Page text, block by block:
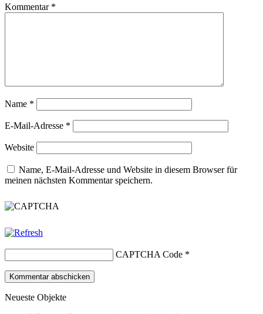
Kommentar *
Name *
E-Mail-Adresse *
Website
Name, E-Mail-Adresse und Website in diesem Browser für
meinen nächsten Kommentar speichern.
CAPTCHA Code *
Neueste Objekte